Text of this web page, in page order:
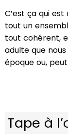
C’est ça qui
tout un
tout cohérent,
adulte que
époque ou,
Tape à